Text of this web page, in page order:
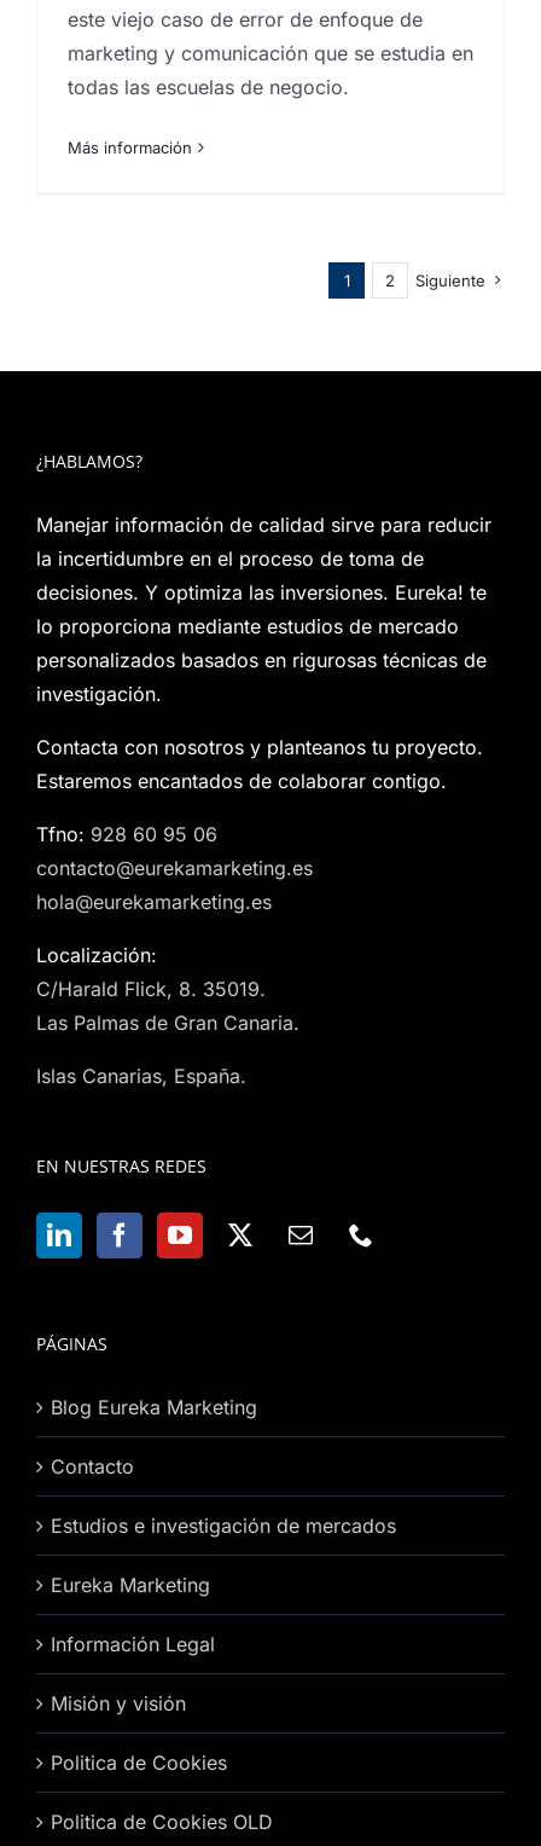
este viejo caso de error de enfoque de
marketing y comunicación que se estudia en
todas las escuelas de negocio.
Más información
1 2 Siguiente
¿HABLAMOS?
Manejar información de calidad sirve para reducir
la incertidumbre en el proceso de toma de
decisiones. Y optimiza las inversiones. Eureka! te
lo proporciona mediante estudios de mercado
personalizados basados en rigurosas técnicas de
investigación.
Contacta con nosotros y planteanos tu proyecto.
Estaremos encantados de colaborar contigo.
Tfno: 928 60 95 06
contacto@eurekamarketing.es
hola@eurekamarketing.es
Localización:
C/Harald Flick, 8. 35019.
Las Palmas de Gran Canaria.
Islas Canarias, España.
EN NUESTRAS REDES
PÁGINAS
Blog Eureka Marketing
Contacto
Estudios e investigación de mercados
Eureka Marketing
Información Legal
Misión y visión
Politica de Cookies
Politica de Cookies OLD